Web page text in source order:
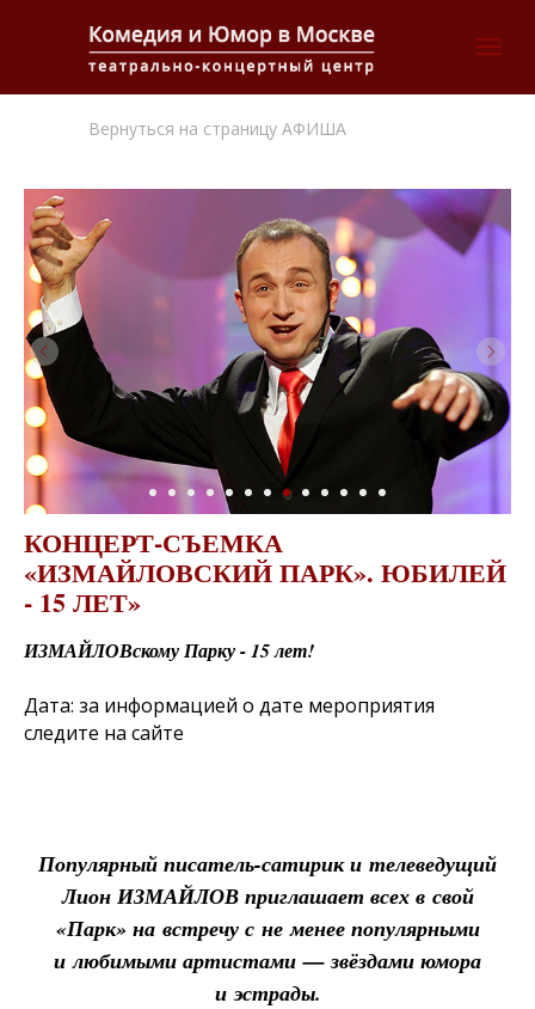
Вернуться на страницу АФИША
КОНЦЕРТ-СЪЕМКА
«ИЗМАЙЛОВСКИЙ ПАРК». ЮБИЛЕЙ
- 15 ЛЕТ»
ИЗМАЙЛОВскому Парку - 15 лет!
Дата: за информацией о дате мероприятия
следите на сайте
Популярный писатель-сатирик и телеведущий
Лион ИЗМАЙЛОВ приглашает всех в свой
«Парк» на встречу с не менее популярными
и любимыми артистами — звёздами юмора
и эстрады.